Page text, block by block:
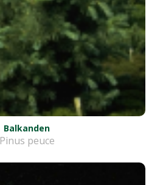
Balkanden
Pinus peuce